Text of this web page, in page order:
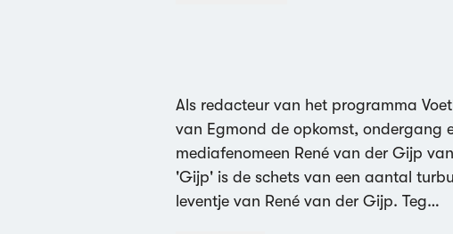
Als redacteur van het programma
van Egmond de opkomst, ondergang
mediafenomeen René van der Gijp
'Gijp' is de schets van een aantal
leventje van René van der Gijp. Teg…